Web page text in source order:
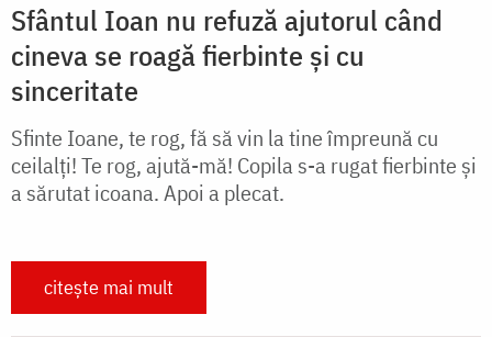
Sfântul Ioan nu refuză ajutorul când
cineva se roagă fierbinte și cu
sinceritate
Sfinte Ioane, te rog, fă să vin la tine împreună cu
ceilalți! Te rog, ajută-mă! Copila s-a rugat fierbinte și
a săru­tat icoana. Apoi a plecat.
citește mai mult